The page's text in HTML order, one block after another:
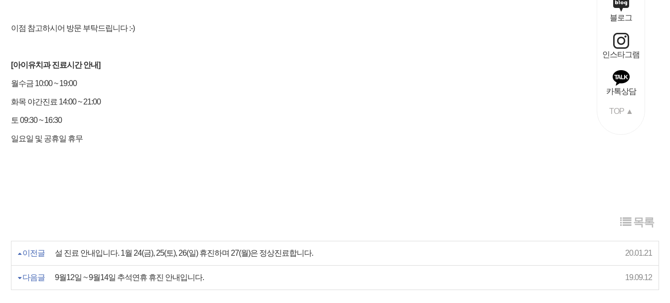
이점 참고하시어 방문 부탁드립니다 :-)
[아이유치과 진료시간 안내]
월수금 10:00 ~ 19:00
화목 야간진료 14:00 ~ 21:00
토 09:30 ~ 16:30
일요일 및 공휴일 휴무
목록
이전글 설 진료 안내입니다. 1월 24(금), 25(토), 26(일) 휴진하며 27(월)은 정상진료합니다. 20.01.21
다음글 9월12일 ~ 9월14일 추석연휴 휴진 안내입니다. 19.09.12
블로그
인스타그램
카톡상담
TOP ▲